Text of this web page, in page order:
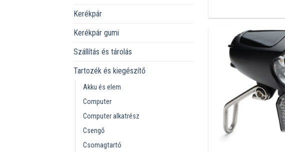
Kerékpár
Kerékpár gumi
Szállítás és tárolás
Tartozék és kiegészítő
Akku és elem
Computer
Computer alkatrész
Csengő
Csomagtartó